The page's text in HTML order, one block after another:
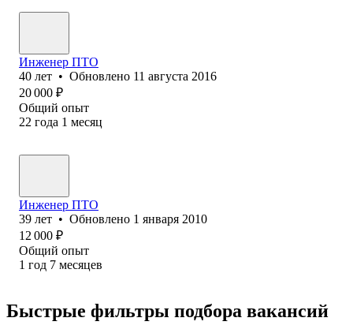
Инженер ПТО
40 лет • Обновлено 11 августа 2016
20 000 ₽
Общий опыт
22 года 1 месяц
Инженер ПТО
39 лет • Обновлено 1 января 2010
12 000 ₽
Общий опыт
1 год 7 месяцев
Быстрые фильтры подбора вакансий